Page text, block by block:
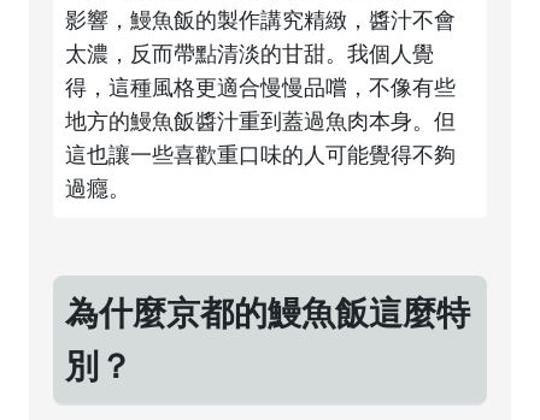
影響，鰻魚飯的製作講究精緻，醬汁不會
太濃，反而帶點清淡的甘甜。我個人覺
得，這種風格更適合慢慢品嚐，不像有些
地方的鰻魚飯醬汁重到蓋過魚肉本身。但
這也讓一些喜歡重口味的人可能覺得不夠
過癮。
為什麼京都的鰻魚飯這麼特
別？